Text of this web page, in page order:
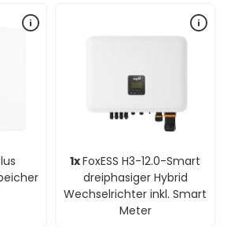
1xFoxESS H3-12.0-Smart
dreiphasiger Hybrid
Wechselrichter inkl. Smart
Meter